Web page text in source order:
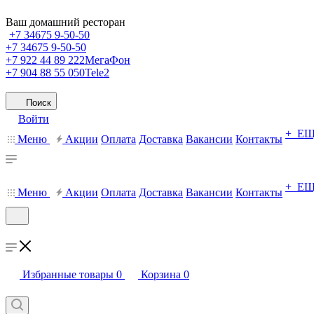
Ваш домашний ресторан
+7 34675 9-50-50
+7 34675 9-50-50
+7 922 44 89 222МегаФон
+7 904 88 55 050Tele2
Поиск
Войти
Меню
Акции Оплата Доставка Вакансии Контакты +
Меню Акции Оплата Доставка Вакансии Контакты +
Избранные товары 0 Корзина 0